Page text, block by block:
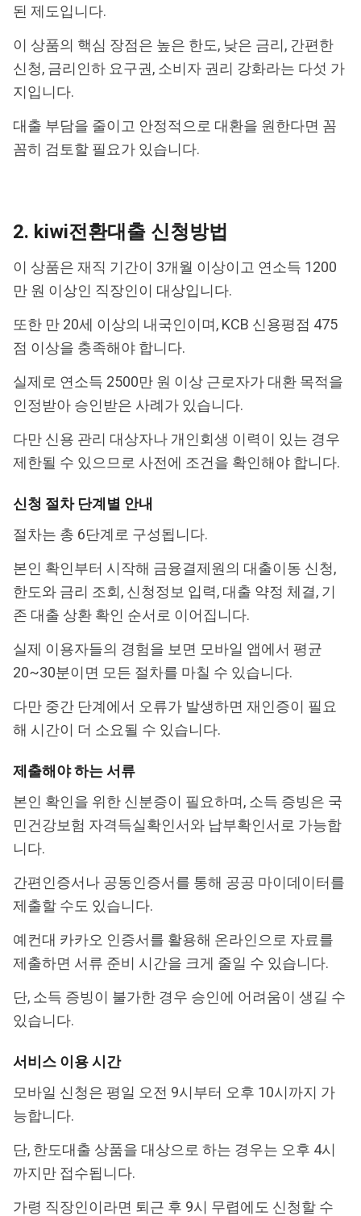
된 제도입니다.
이 상품의 핵심 장점은 높은 한도, 낮은 금리, 간편한
신청, 금리인하 요구권, 소비자 권리 강화라는 다섯 가
지입니다.
대출 부담을 줄이고 안정적으로 대환을 원한다면 꼼
꼼히 검토할 필요가 있습니다.
2. kiwi전환대출 신청방법
이 상품은 재직 기간이 3개월 이상이고 연소득 1200
만 원 이상인 직장인이 대상입니다.
또한 만 20세 이상의 내국인이며, KCB 신용평점 475
점 이상을 충족해야 합니다.
실제로 연소득 2500만 원 이상 근로자가 대환 목적을
인정받아 승인받은 사례가 있습니다.
다만 신용 관리 대상자나 개인회생 이력이 있는 경우
제한될 수 있으므로 사전에 조건을 확인해야 합니다.
신청 절차 단계별 안내
절차는 총 6단계로 구성됩니다.
본인 확인부터 시작해 금융결제원의 대출이동 신청,
한도와 금리 조회, 신청정보 입력, 대출 약정 체결, 기
존 대출 상환 확인 순서로 이어집니다.
실제 이용자들의 경험을 보면 모바일 앱에서 평균
20~30분이면 모든 절차를 마칠 수 있습니다.
다만 중간 단계에서 오류가 발생하면 재인증이 필요
해 시간이 더 소요될 수 있습니다.
제출해야 하는 서류
본인 확인을 위한 신분증이 필요하며, 소득 증빙은 국
민건강보험 자격득실확인서와 납부확인서로 가능합
니다.
간편인증서나 공동인증서를 통해 공공 마이데이터를
제출할 수도 있습니다.
예컨대 카카오 인증서를 활용해 온라인으로 자료를
제출하면 서류 준비 시간을 크게 줄일 수 있습니다.
단, 소득 증빙이 불가한 경우 승인에 어려움이 생길 수
있습니다.
서비스 이용 시간
모바일 신청은 평일 오전 9시부터 오후 10시까지 가
능합니다.
단, 한도대출 상품을 대상으로 하는 경우는 오후 4시
까지만 접수됩니다.
가령 직장인이라면 퇴근 후 9시 무렵에도 신청할 수